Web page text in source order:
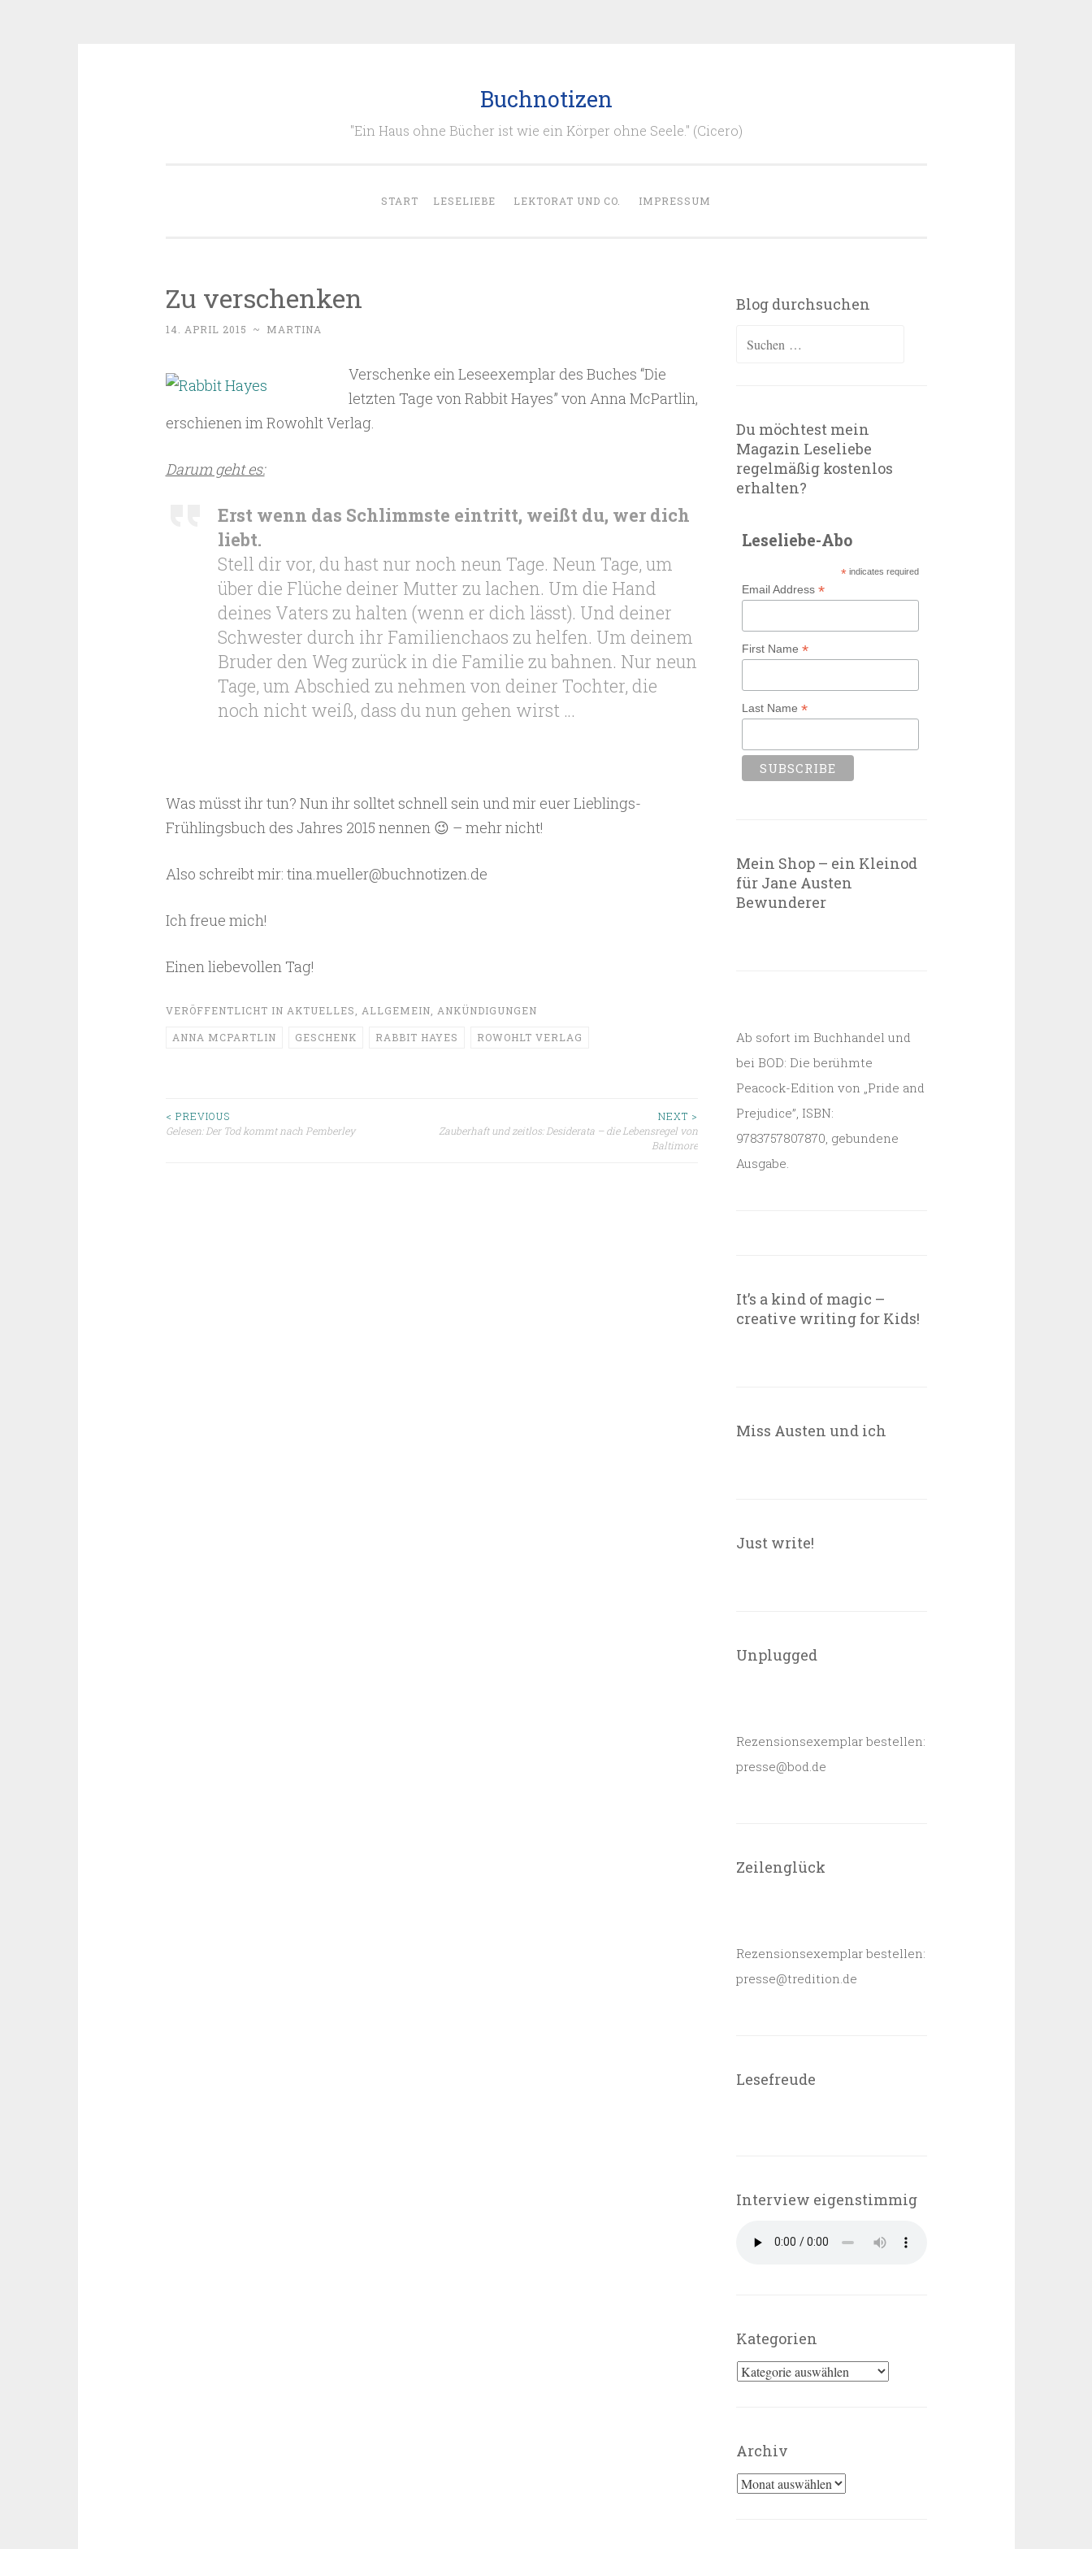
Buchnotizen
"Ein Haus ohne Bücher ist wie ein Körper ohne Seele." (Cicero)
START LESELIEBE LEKTORAT UND CO. IMPRESSUM
Zu verschenken
14. APRIL 2015 ~ MARTINA
Verschenke ein Leseexemplar des Buches “Die
letzten Tage von Rabbit Hayes” von Anna McPartlin,
erschienen im Rowohlt Verlag.
Darum geht es:
Erst wenn das Schlimmste eintritt, weißt du, wer dich
liebt.
Stell dir vor, du hast nur noch neun Tage. Neun Tage, um
über die Flüche deiner Mutter zu lachen. Um die Hand
deines Vaters zu halten (wenn er dich lässt). Und deiner
Schwester durch ihr Familienchaos zu helfen. Um deinem
Bruder den Weg zurück in die Familie zu bahnen. Nur neun
Tage, um Abschied zu nehmen von deiner Tochter, die
noch nicht weiß, dass du nun gehen wirst …
Was müsst ihr tun? Nun ihr solltet schnell sein und mir euer Lieblings-
Frühlingsbuch des Jahres 2015 nennen 😉 – mehr nicht!
Also schreibt mir: tina.mueller@buchnotizen.de
Ich freue mich!
Einen liebevollen Tag!
VERÖFFENTLICHT IN AKTUELLES ALLGEMEIN ANKÜNDIGUNGEN
ANNA MCPARTLIN GESCHENK RABBIT HAYES ROWOHLT VERLAG
Beitragsnavigation
< PREVIOUS
Gelesen: Der Tod kommt nach Pemberley
NEXT >
Zauberhaft und zeitlos: Desiderata – die Lebensregel von
Baltimore
Blog durchsuchen
Suchen
Du möchtest mein
Magazin Leseliebe
regelmäßig kostenlos
erhalten?
Leseliebe-Abo
* indicates required
Email Address*
First Name*
Last Name*
Mein Shop – ein Kleinod
für Jane Austen
Bewunderer
Ab sofort im Buchhandel und
bei BOD: Die berühmte
Peacock-Edition von „Pride and
Prejudice”, ISBN:
9783757807870, gebundene
Ausgabe.
It’s a kind of magic –
creative writing for Kids!
Miss Austen und ich
Just write!
Unplugged
Rezensionsexemplar bestellen:
presse@bod.de
Zeilenglück
Rezensionsexemplar bestellen:
presse@tredition.de
Lesefreude
Interview eigenstimmig
Kategorien
Kategorien
Archiv
Archiv